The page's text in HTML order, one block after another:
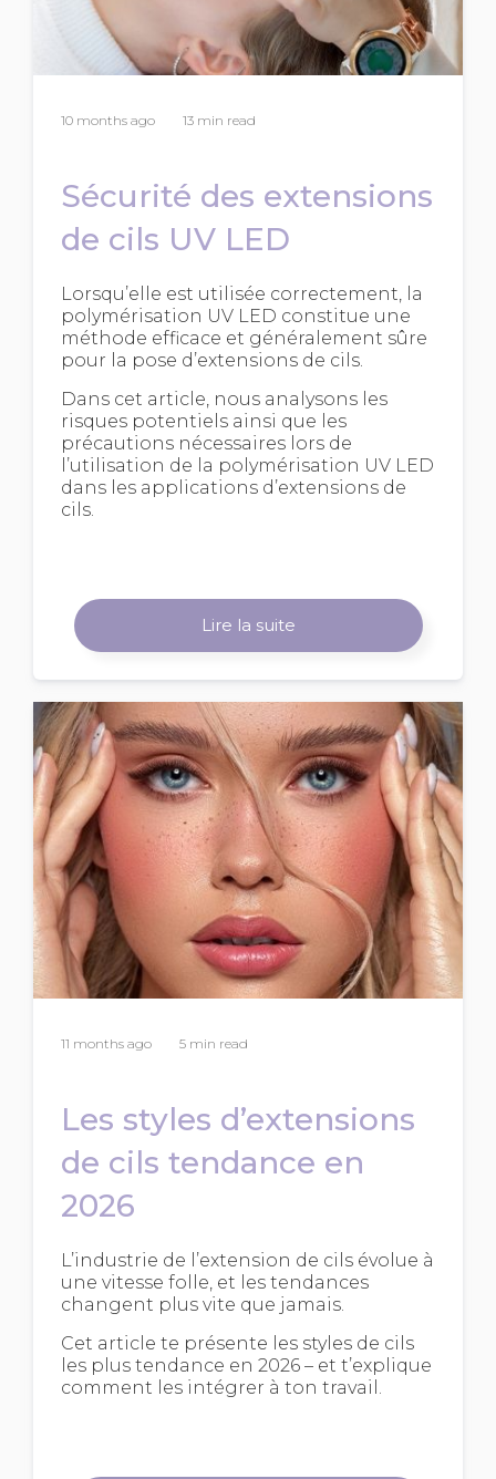
10 months ago 13 min read
Sécurité des extensions
de cils UV LED
Lorsqu’elle est utilisée correctement, la
polymérisation UV LED constitue une
méthode efficace et généralement sûre
pour la pose d’extensions de cils.
Dans cet article, nous analysons les
risques potentiels ainsi que les
précautions nécessaires lors de
l’utilisation de la polymérisation UV LED
dans les applications d’extensions de
cils.
Lire la suite
11 months ago 5 min read
Les styles d’extensions
de cils tendance en
2026
L’industrie de l’extension de cils évolue à
une vitesse folle, et les tendances
changent plus vite que jamais.
Cet article te présente les styles de cils
les plus tendance en 2026 – et t’explique
comment les intégrer à ton travail.